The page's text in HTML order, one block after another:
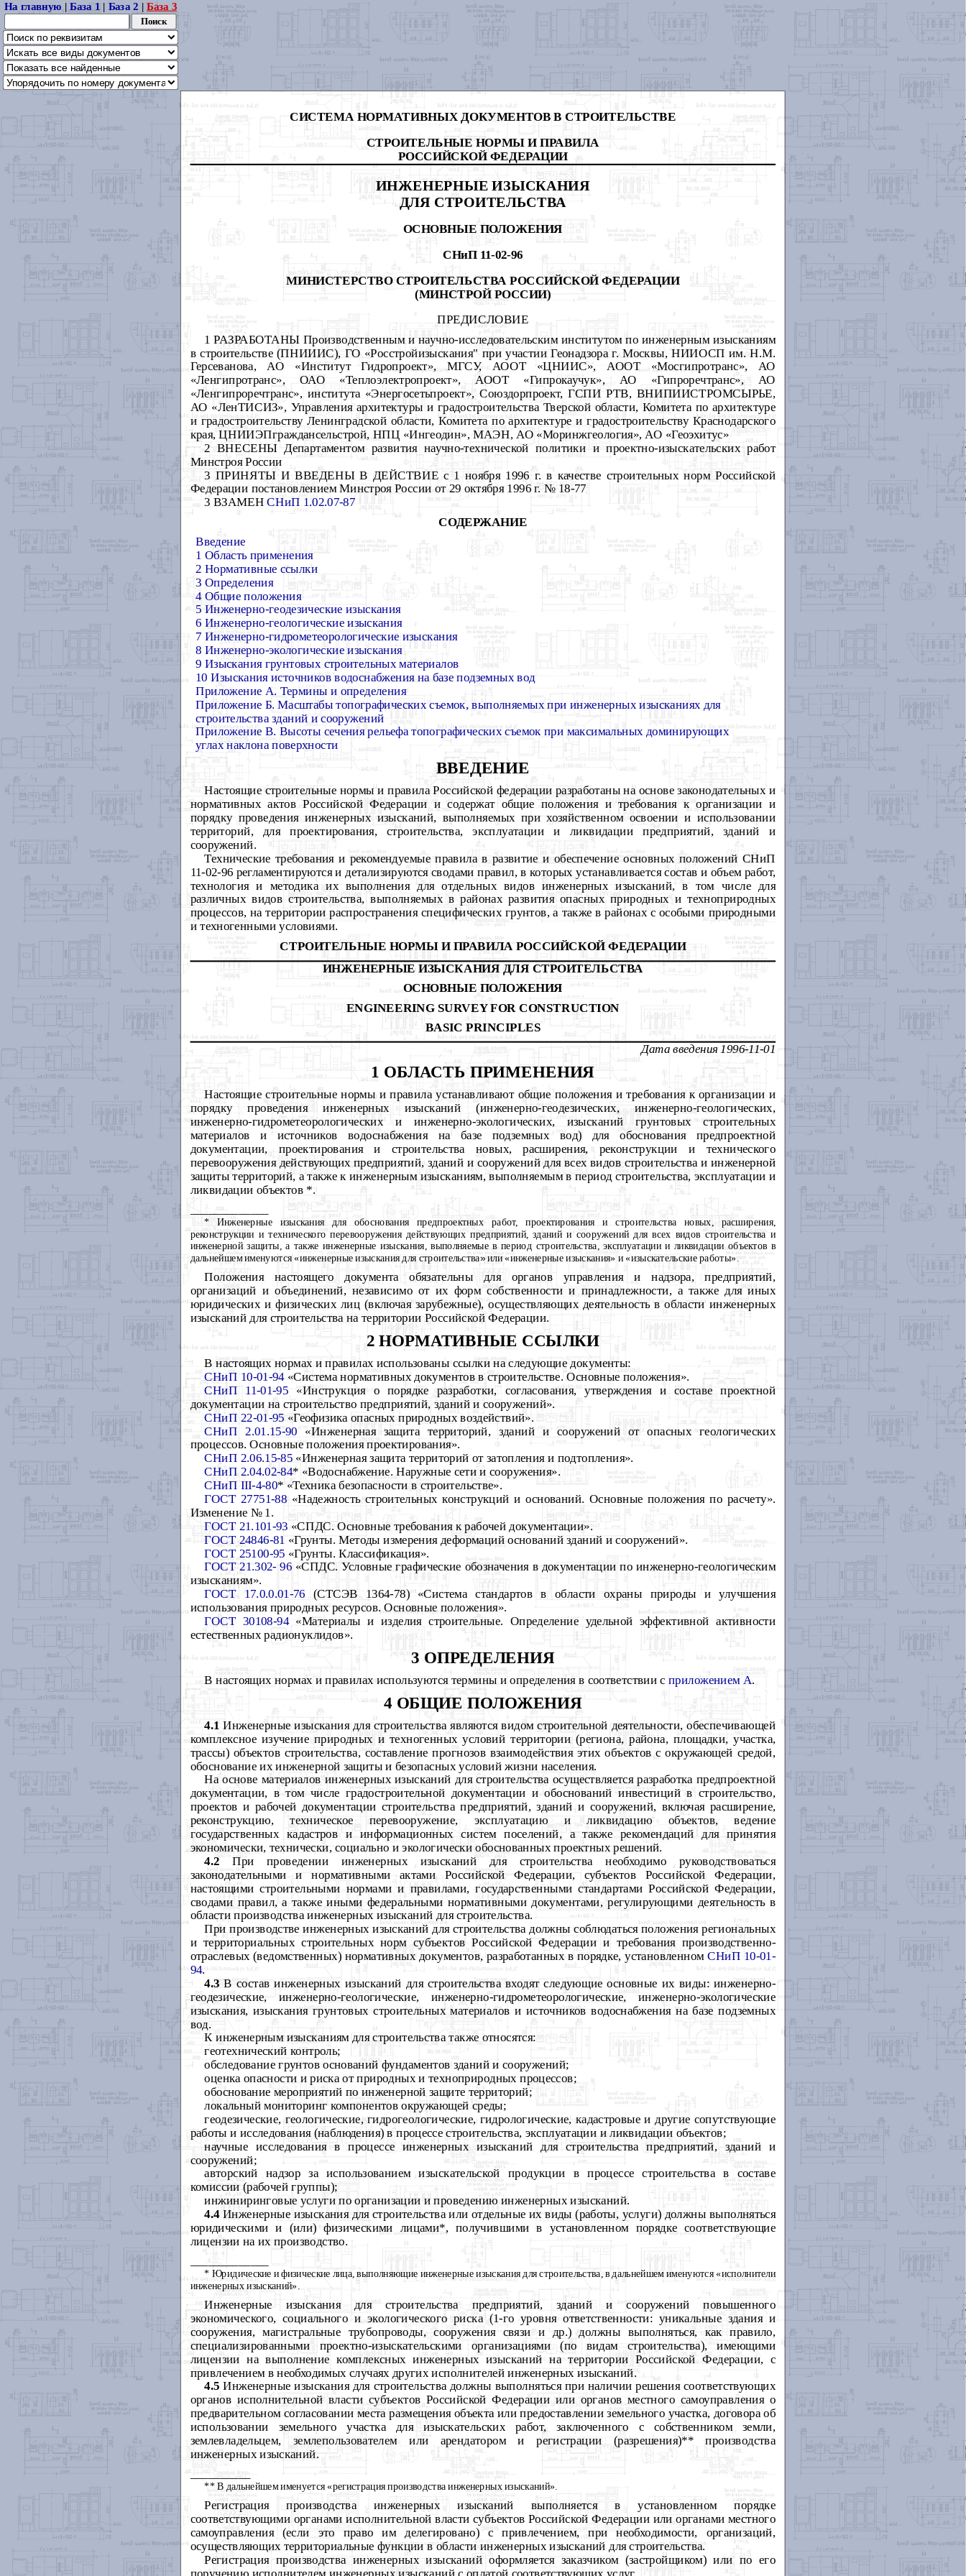
На главную |База 1 | База 2 |База 3
СИСТЕМА НОРМАТИВНЫХ ДОКУМЕНТОВ В СТРОИТЕЛЬСТВЕ
СТРОИТЕЛЬНЫЕ НОРМЫ И ПРАВИЛА
РОССИЙСКОЙ ФЕДЕРАЦИИ
ИНЖЕНЕРНЫЕ ИЗЫСКАНИЯ
ДЛЯ СТРОИТЕЛЬСТВА
ОСНОВНЫЕ ПОЛОЖЕНИЯ
СНиП 11-02-96
МИНИСТЕРСТВО СТРОИТЕЛЬСТВА РОССИЙСКОЙ ФЕДЕРАЦИИ
(МИНСТРОЙ РОССИИ)
ПРЕДИСЛОВИЕ
1 РАЗРАБОТАНЫ Производственным и научно-исследовательским институтом по инженерным изысканиям
в строительстве (ПНИИИС), ГО «Росстройизыскания" при участии Геонадзора г. Москвы, НИИОСП им. Н.М.
Герсеванова, АО «Институт Гидропроект», МГСУ, АООТ «ЦНИИС», АООТ «Мосгипротранс», АО
«Ленгипротранс», ОАО «Теплоэлектропроект», АООТ «Гипрокаучук», АО «Гипроречтранс», АО
«Ленгипроречтранс», института «Энергосетьпроект», Союздорпроект, ГСПИ РТВ, ВНИПИИСТРОМСЫРЬЕ,
АО «ЛенТИСИЗ», Управления архитектуры и градостроительства Тверской области, Комитета по архитектуре
и градостроительству Ленинградской области, Комитета по архитектуре и градостроительству Краснодарского
края, ЦНИИЭПграждансельстрой, НПЦ «Ингеодин», МАЭН, АО «Моринжгеология», АО «Геоэхитус»
2 ВНЕСЕНЫ Департаментом развития научно-технической политики и проектно-изыскательских работ
Минстроя России
3 ПРИНЯТЫ И ВВЕДЕНЫ В ДЕЙСТВИЕ с 1 ноября 1996 г. в качестве строительных норм Российской
Федерации постановлением Минстроя России от 29 октября 1996 г. № 18-77
3 ВЗАМЕНСНиП 1.02.07-87
СОДЕРЖАНИЕ
Введение
1 Область применения
2 Нормативные ссылки
3 Определения
4 Общие положения
5 Инженерно-геодезические изыскания
6 Инженерно-геологические изыскания
7 Инженерно-гидрометеорологические изыскания
8 Инженерно-экологические изыскания
9 Изыскания грунтовых строительных материалов
10 Изыскания источников водоснабжения на базе подземных вод
Приложение А. Термины и определения
Приложение Б. Масштабы топографических съемок, выполняемых при инженерных изысканиях для
строительства зданий и сооружений
Приложение В. Высоты сечения рельефа топографических съемок при максимальных доминирующих
углах наклона поверхности
ВВЕДЕНИЕ
Настоящие строительные нормы и правила Российской федерации разработаны на основе законодательных и
нормативных актов Российской Федерации и содержат общие положения и требования к организации и
порядку проведения инженерных изысканий, выполняемых при хозяйственном освоении и использовании
территорий, для проектирования, строительства, эксплуатации и ликвидации предприятий, зданий и
сооружений.
Технические требования и рекомендуемые правила в развитие и обеспечение основных положений СНиП
11-02-96 регламентируются и детализируются сводами правил, в которых устанавливается состав и объем работ,
технология и методика их выполнения для отдельных видов инженерных изысканий, в том числе для
различных видов строительства, выполняемых в районах развития опасных природных и техноприродных
процессов, на территории распространения специфических грунтов, а также в районах с особыми природными
и техногенными условиями.
СТРОИТЕЛЬНЫЕ НОРМЫ И ПРАВИЛА РОССИЙСКОЙ ФЕДЕРАЦИИ
ИНЖЕНЕРНЫЕ ИЗЫСКАНИЯ ДЛЯ СТРОИТЕЛЬСТВА
ОСНОВНЫЕ ПОЛОЖЕНИЯ
ENGINEERING SURVEY FOR CONSTRUCTION
BASIC PRINCIPLES
Дата введения 1996-11-01
1 ОБЛАСТЬ ПРИМЕНЕНИЯ
Настоящие строительные нормы и правила устанавливают общие положения и требования к организации и
порядку проведения инженерных изысканий (инженерно-геодезических, инженерно-геологических,
инженерно-гидрометеорологических и инженерно-экологических, изысканий грунтовых строительных
материалов и источников водоснабжения на базе подземных вод) для обоснования предпроектной
документации, проектирования и строительства новых, расширения, реконструкции и технического
перевооружения действующих предприятий, зданий и сооружений для всех видов строительства и инженерной
защиты территорий, а также к инженерным изысканиям, выполняемым в период строительства, эксплуатации и
ликвидации объектов *.
_____________
* Инженерные изыскания для обоснования предпроектных работ, проектирования и строительства новых, расширения,
реконструкции и технического перевооружения действующих предприятий, зданий и сооружений для всех видов строительства и
инженерной защиты, а также инженерные изыскания, выполняемые в период строительства, эксплуатации и ликвидации объектов в
дальнейшем именуются «инженерные изыскания для строительства»или «инженерные изыскания» и «изыскательские работы».
Положения настоящего документа обязательны для органов управления и надзора, предприятий,
организаций и объединений, независимо от их форм собственности и принадлежности, а также для иных
юридических и физических лиц (включая зарубежные), осуществляющих деятельность в области инженерных
изысканий для строительства на территории Российской Федерации.
2 НОРМАТИВНЫЕ ССЫЛКИ
В настоящих нормах и правилах использованы ссылки на следующие документы:
СНиП 10-01-94«Система нормативных документов в строительстве. Основные положения».
СНиП 11-01-95 «Инструкция о порядке разработки, согласования, утверждения и составе проектной
документации на строительство предприятий, зданий и сооружений».
СНиП 22-01-95 «Геофизика опасных природных воздействий».
СНиП 2.01.15-90«Инженерная защита территорий, зданий и сооружений от опасных геологических
процессов. Основные положения проектирования».
СНиП 2.06.15-85 «Инженерная защита территорий от затопления и подтопления».
СНиП 2.04.02-84* «Водоснабжение. Наружные сети и сооружения».
СНиП III-4-80* «Техника безопасности в строительстве».
ГОСТ 27751-88 «Надежность строительных конструкций и оснований. Основные положения по расчету».
Изменение № 1.
ГОСТ 21.101-93«СПДС. Основные требования к рабочей документации».
ГОСТ 24846-81 «Грунты. Методы измерения деформаций оснований зданий и сооружений».
ГОСТ 25100-95 «Грунты. Классификация».
ГОСТ 21.302- 96 «СПДС. Условные графические обозначения в документации по инженерно-геологическим
изысканиям».
ГОСТ 17.0.0.01-76 (СТСЭВ 1364-78) «Система стандартов в области охраны природы и улучшения
использования природных ресурсов. Основные положения».
ГОСТ 30108-94«Материалы и изделия строительные. Определение удельной эффективной активности
естественных радионуклидов».
3 ОПРЕДЕЛЕНИЯ
В настоящих нормах и правилах используются термины и определения в соответствии с приложением А.
4 ОБЩИЕ ПОЛОЖЕНИЯ
4.1 Инженерные изыскания для строительства являются видом строительной деятельности, обеспечивающей
комплексное изучение природных и техногенных условий территории (региона, района, площадки, участка,
трассы) объектов строительства, составление прогнозов взаимодействия этих объектов с окружающей средой,
обоснование их инженерной защиты и безопасных условий жизни населения.
На основе материалов инженерных изысканий для строительства осуществляется разработка предпроектной
документации, в том числе градостроительной документации и обоснований инвестиций в строительство,
проектов и рабочей документации строительства предприятий, зданий и сооружений, включая расширение,
реконструкцию, техническое перевооружение, эксплуатацию и ликвидацию объектов, ведение
государственных кадастров и информационных систем поселений, а также рекомендаций для принятия
экономически, технически, социально и экологически обоснованных проектных решений.
4.2При проведении инженерных изысканий для строительства необходимо руководствоваться
законодательными и нормативными актами Российской Федерации, субъектов Российской Федерации,
настоящими строительными нормами и правилами, государственными стандартами Российской Федерации,
сводами правил, а также иными федеральными нормативными документами, регулирующими деятельность в
области производства инженерных изысканий для строительства.
При производстве инженерных изысканий для строительства должны соблюдаться положения региональных
и территориальных строительных норм субъектов Российской Федерации и требования производственно-
отраслевых (ведомственных) нормативных документов, разработанных в порядке, установленномСНиП 10-01-
94.
4.3В состав инженерных изысканий для строительства входят следующие основные их виды: инженерно-
геодезические, инженерно-геологические, инженерно-гидрометеорологические, инженерно-экологические
изыскания, изыскания грунтовых строительных материалов и источников водоснабжения на базе подземных
вод.
К инженерным изысканиям для строительства также относятся:
геотехнический контроль;
обследование грунтов оснований фундаментов зданий и сооружений;
оценка опасности и риска от природных и техноприродных процессов;
обоснование мероприятий по инженерной защите территорий;
локальный мониторинг компонентов окружающей среды;
геодезические, геологические, гидрогеологические, гидрологические, кадастровые и другие сопутствующие
работы и исследования (наблюдения) в процессе строительства, эксплуатации и ликвидации объектов;
научные исследования в процессе инженерных изысканий для строительства предприятий, зданий и
сооружений;
авторский надзор за использованием изыскательской продукции в процессе строительства в составе
комиссии (рабочей группы);
инжиниринговые услуги по организации и проведению инженерных изысканий.
4.4Инженерные изыскания для строительства или отдельные их виды (работы, услуги) должны выполняться
юридическими и (или) физическими лицами*, получившими в установленном порядке соответствующие
лицензии на их производство.
_____________
* Юридические и физические лица, выполняющие инженерные изыскания для строительства, в дальнейшем именуются «исполнители
инженерных изысканий».
Инженерные изыскания для строительства предприятий, зданий и сооружений повышенного
экономического, социального и экологического риска (1-го уровня ответственности: уникальные здания и
сооружения, магистральные трубопроводы, сооружения связи и др.) должны выполняться, как правило,
специализированными проектно-изыскательскими организациями (по видам строительства), имеющими
лицензии на выполнение комплексных инженерных изысканий на территории Российской Федерации, с
привлечением в необходимых случаях других исполнителей инженерных изысканий.
4.5 Инженерные изыскания для строительства должны выполняться при наличии решения соответствующих
органов исполнительной власти субъектов Российской Федерации или органов местного самоуправления о
предварительном согласовании места размещения объекта или предоставлении земельного участка, договора об
использовании земельного участка для изыскательских работ, заключенного с собственником земли,
землевладельцем, землепользователем или арендатором и регистрации (разрешения)** производства
инженерных изысканий.
__________
** В дальнейшем именуется «регистрация производства инженерных изысканий».
Регистрация производства инженерных изысканий выполняется в установленном порядке
соответствующими органами исполнительной власти субъектов Российской Федерации или органами местного
самоуправления (если это право им делегировано) с привлечением, при необходимости, организаций,
осуществляющих территориальные функции в области инженерных изысканий для строительства.
Регистрация производства инженерных изысканий оформляется заказчиком (застройщиком) или по его
поручению исполнителем инженерных изысканий с оплатой соответствующих услуг.